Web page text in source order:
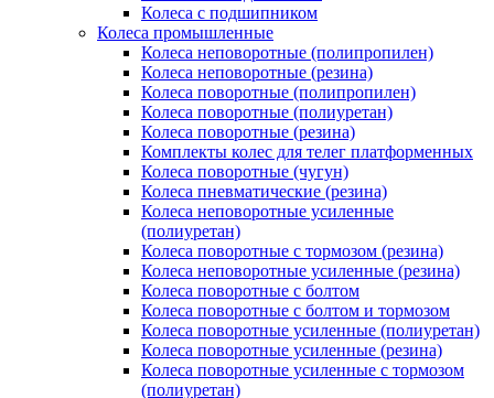
Колеса с подшипником
Колеса промышленные
Колеса неповоротные (полипропилен)
Колеса неповоротные (резина)
Колеса поворотные (полипропилен)
Колеса поворотные (полиуретан)
Колеса поворотные (резина)
Комплекты колес для телег платформенных
Колеса поворотные (чугун)
Колеса пневматические (резина)
Колеса неповоротные усиленные
(полиуретан)
Колеса поворотные c тормозом (резина)
Колеса неповоротные усиленные (резина)
Колеса поворотные с болтом
Колеса поворотные с болтом и тормозом
Колеса поворотные усиленные (полиуретан)
Колеса поворотные усиленные (резина)
Колеса поворотные усиленные с тормозом
(полиуретан)